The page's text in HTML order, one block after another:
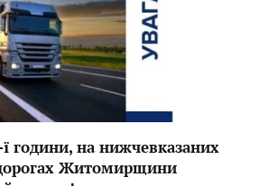
години, на нижчевказаних
Житомирщини